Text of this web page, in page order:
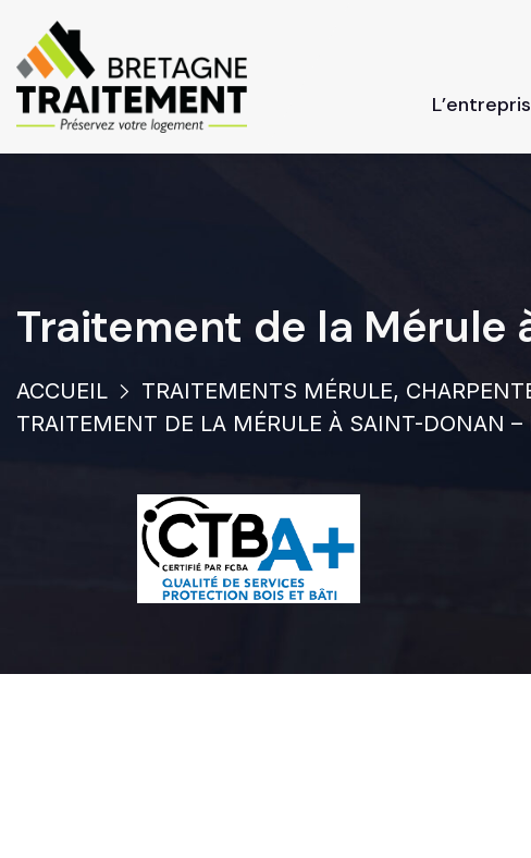
Traitement de la Mérule
ACCUEIL
TRAITEMENTS MÉRULE,
TRAITEMENT DE LA MÉRULE À SAINT-DONAN –